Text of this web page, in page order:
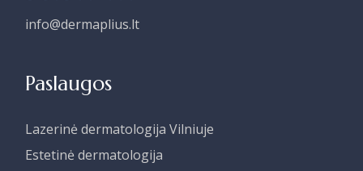
info@dermaplius.lt
Paslaugos
Lazerinė dermatologija Vilniuje
Estetinė dermatologija